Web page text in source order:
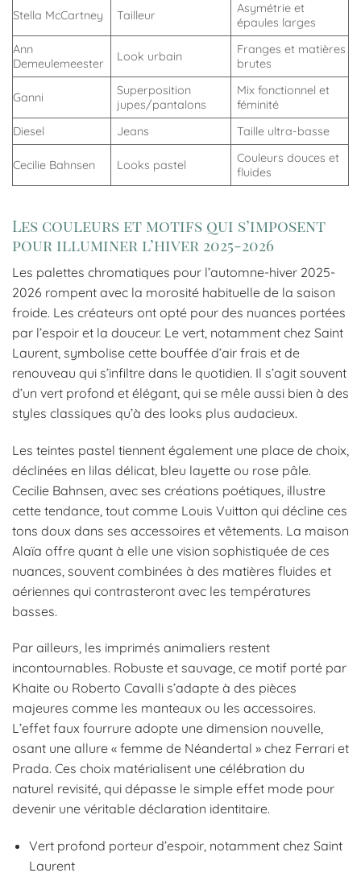
Stella McCartney Tailleur
Asymétrie et
épaules larges
Ann
Demeulemeester
Look urbain
Franges et matières
brutes
Ganni
Superposition
jupes/pantalons
Mix fonctionnel et
féminité
Diesel
Jeans Taille ultra-basse
Cecilie Bahnsen Looks pastel
Couleurs douces et
fluides
Les couleurs et motifs qui s’imposent
pour illuminer l’hiver 2025-2026
Les palettes chromatiques pour l’automne-hiver 2025-
2026 rompent avec la morosité habituelle de la saison
froide. Les créateurs ont opté pour des nuances portées
par l’espoir et la douceur. Le vert, notamment chez Saint
Laurent, symbolise cette bouffée d’air frais et de
renouveau qui s’infiltre dans le quotidien. Il s’agit souvent
d’un vert profond et élégant, qui se mêle aussi bien à des
styles classiques qu’à des looks plus audacieux.
Les teintes pastel tiennent également une place de choix,
déclinées en lilas délicat, bleu layette ou rose pâle.
Cecilie Bahnsen, avec ses créations poétiques, illustre
cette tendance, tout comme Louis Vuitton qui décline ces
tons doux dans ses accessoires et vêtements. La maison
Alaïa offre quant à elle une vision sophistiquée de ces
nuances, souvent combinées à des matières fluides et
aériennes qui contrasteront avec les températures
basses.
Par ailleurs, les imprimés animaliers restent
incontournables. Robuste et sauvage, ce motif porté par
Khaite ou Roberto Cavalli s’adapte à des pièces
majeures comme les manteaux ou les accessoires.
L’effet faux fourrure adopte une dimension nouvelle,
osant une allure « femme de Néandertal » chez Ferrari et
Prada. Ces choix matérialisent une célébration du
naturel revisité, qui dépasse le simple effet mode pour
devenir une véritable déclaration identitaire.
Vert profond porteur d’espoir, notamment chez Saint
Laurent